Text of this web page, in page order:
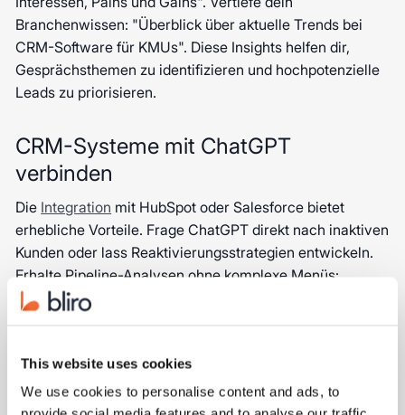
This website uses cookies
We use cookies to personalise content and ads, to
Branchenwissen: "Überblick über aktuelle Trends bei
CRM-Software für KMUs". Diese Insights helfen dir,
Gesprächsthemen zu identifizieren und hochpotenzielle
Leads zu priorisieren.
CRM-Systeme mit ChatGPT
verbinden
Die Integration mit HubSpot oder Salesforce bietet
erhebliche Vorteile. Frage ChatGPT direkt nach inaktiven
Kunden oder lass Reaktivierungsstrategien entwickeln.
Erhalte Pipeline-Analysen ohne komplexe Menüs:
"Analysiere alle gewonnenen Deals im letzten Quartal
deinen tatsächlichen CRM-Daten.